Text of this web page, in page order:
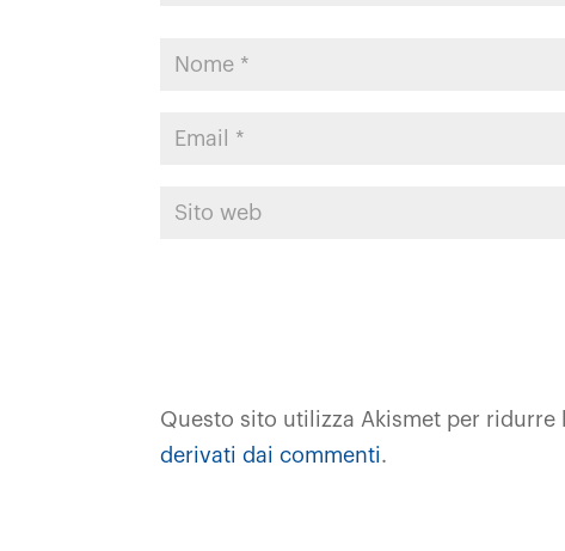
Questo sito utilizza Akismet per ridurre
derivati dai commenti.